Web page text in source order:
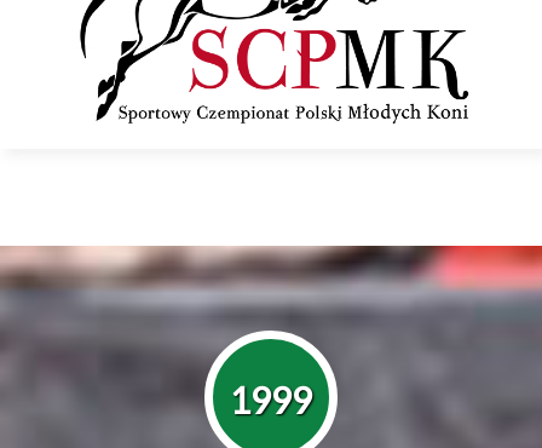
1999